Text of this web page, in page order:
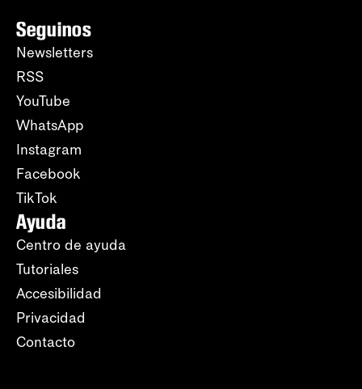
Seguinos
Newsletters
RSS
YouTube
WhatsApp
Instagram
Facebook
TikTok
Ayuda
Centro de ayuda
Tutoriales
Accesibilidad
Privacidad
Contacto